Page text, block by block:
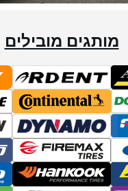
מותגים מובילים